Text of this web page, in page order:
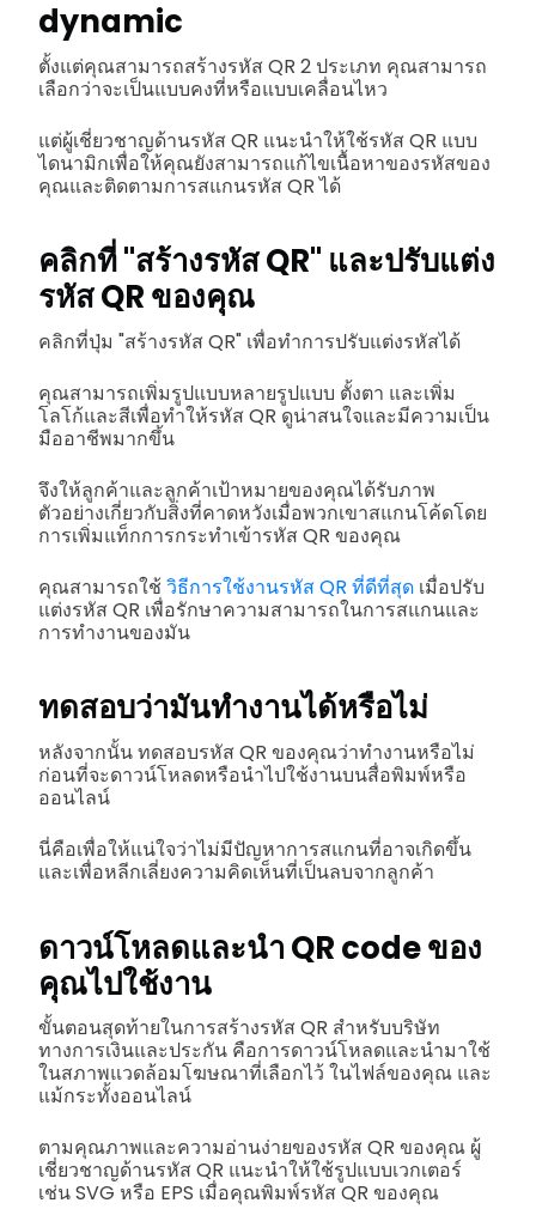
dynamic
ตั้งแต่คุณสามารถสร้างรหัส QR 2 ประเภท คุณสามารถ
เลือกว่าจะเป็นแบบคงที่หรือแบบเคลื่อนไหว
แต่ผู้เชี่ยวชาญด้านรหัส QR แนะนำให้ใช้รหัส QR แบบ
ไดนามิกเพื่อให้คุณยังสามารถแก้ไขเนื้อหาของรหัสของ
คุณและติดตามการสแกนรหัส QR ได้
คลิกที่ "สร้างรหัส QR" และปรับแต่ง
รหัส QR ของคุณ
คลิกที่ปุ่ม "สร้างรหัส QR" เพื่อทำการปรับแต่งรหัสได้
คุณสามารถเพิ่มรูปแบบหลายรูปแบบ ตั้งตา และเพิ่ม
โลโก้และสีเพื่อทำให้รหัส QR ดูน่าสนใจและมีความเป็น
มืออาชีพมากขึ้น
จึงให้ลูกค้าและลูกค้าเป้าหมายของคุณได้รับภาพ
ตัวอย่างเกี่ยวกับสิ่งที่คาดหวังเมื่อพวกเขาสแกนโค้ดโดย
การเพิ่มแท็กการกระทำเข้ารหัส QR ของคุณ
คุณสามารถใช้วิธีการใช้งานรหัส QR ที่ดีที่สุด เมื่อปรับ
แต่งรหัส QR เพื่อรักษาความสามารถในการสแกนและ
การทำงานของมัน
ทดสอบว่ามันทำงานได้หรือไม่
หลังจากนั้น ทดสอบรหัส QR ของคุณว่าทำงานหรือไม่
ก่อนที่จะดาวน์โหลดหรือนำไปใช้งานบนสื่อพิมพ์หรือ
ออนไลน์
นี่คือเพื่อให้แน่ใจว่าไม่มีปัญหาการสแกนที่อาจเกิดขึ้น
และเพื่อหลีกเลี่ยงความคิดเห็นที่เป็นลบจากลูกค้า
ดาวน์โหลดและนำ QR code ของ
คุณไปใช้งาน
ขั้นตอนสุดท้ายในการสร้างรหัส QR สำหรับบริษัท
ทางการเงินและประกัน คือการดาวน์โหลดและนำมาใช้
ในสภาพแวดล้อมโฆษณาที่เลือกไว้ ในไฟล์ของคุณ และ
แม้กระทั้งออนไลน์
ตามคุณภาพและความอ่านง่ายของรหัส QR ของคุณ ผู้
เชี่ยวชาญด้านรหัส QR แนะนำให้ใช้รูปแบบเวกเตอร์
เช่น SVG หรือ EPS เมื่อคุณพิมพ์รหัส QR ของคุณ